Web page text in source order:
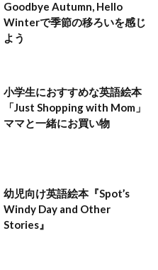
Goodbye Autumn, Hello
Winterで季節の移ろいを感じ
よう
小学生におすすめな英語絵本
「Just Shopping with Mom」
ママと一緒にお買い物
幼児向け英語絵本『Spot’s
Windy Day and Other
Stories』